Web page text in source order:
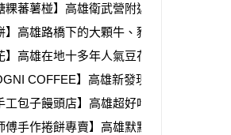
粿蕃薯椪】高雄衛武營附近古早味白糖粿
】高雄路橋下的大顆牛、豬肉餡餅，一不
】高雄在地十多年人氣豆花、甜點，必吃
COFFEE】高雄新發現，超強明太子
工包子饅頭店】高雄超好吃蛋黃、辣味肉
傅手作捲餅專賣】高雄默默營業4年多的